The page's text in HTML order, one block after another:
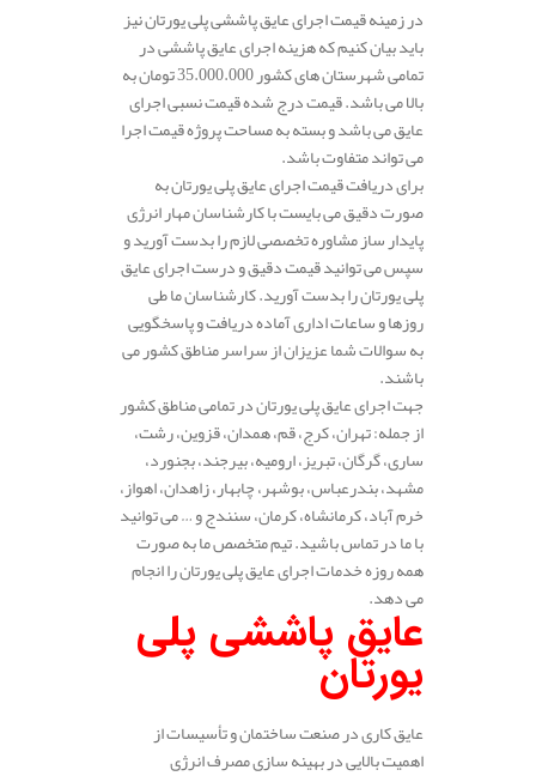
در زمینه قیمت اجرای عایق پاششی پلی یورتان نیز
باید بیان کنیم که هزینه اجرای عایق پاششی در
تمامی شهرستان های کشور 35.000.000 تومان به
بالا می باشد. قیمت درج شده قیمت نسبی اجرای
عایق می باشد و بسته به مساحت پروژه قیمت اجرا
می تواند متفاوت باشد.
برای دریافت قیمت اجرای عایق پلی یورتان به
صورت دقیق می بایست با کارشناسان مهار انرژی
پایدار ساز مشاوره تخصصی لازم را بدست آورید و
سپس می توانید قیمت دقیق و درست اجرای عایق
پلی یورتان را بدست آورید. کارشناسان ما طی
روزها و ساعات اداری آماده دریافت و پاسخگویی
به سوالات شما عزیزان از سراسر مناطق کشور می
باشند.
جهت اجرای عایق پلی یورتان در تمامی مناطق کشور
از جمله: تهران، کرج، قم، همدان، قزوین، رشت،
ساری، گرگان، تبریز، ارومیه، بیرجند، بجنورد،
مشهد، بندرعباس، بوشهر، چابهار، زاهدان، اهواز،
خرم آباد، کرمانشاه، کرمان، سنندج و … می توانید
با ما در تماس باشید. تیم متخصص ما به صورت
همه روزه خدمات اجرای عایق پلی یورتان را انجام
می دهد.
عایق پاششی پلی
یورتان
عایق‌ کاری در صنعت ساختمان و تأسیسات از
اهمیت بالایی در بهینه‌ سازی مصرف انرژی